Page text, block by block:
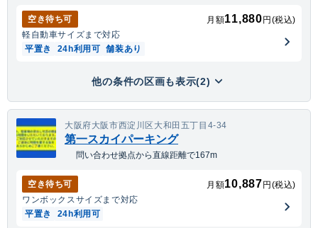
空き待ち可 月額11,880 円(税込)
軽自動車サイズまで対応
平置き
24h利用可 舗装あり
他の条件の区画も表示(2)
大阪府大阪市西淀川区大和田五丁目4-34
第一スカイパーキング
問い合わせ拠点から直線距離で167m
空き待ち可 月額10,887 円(税込)
ワンボックスサイズまで対応
平置き
24h利用可